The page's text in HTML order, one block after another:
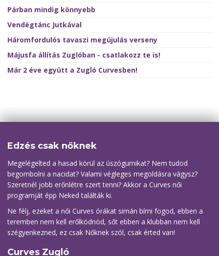
Párban mindig könnyebb
Vendégtánc Jutkával
Háromfordulós tavaszi megújulás verseny
Májusfa állítás Zuglóban - csatlakozz te is!
Már 2 éve együtt a Zugló Curvesben!
Edzés csak nőknek
Megelégelted a hasad körül az úszógumikat? Nem tudod
begombolni a nacidat? Valami végleges megoldásra vágysz?
Szeretnél jobb erőnlétre szert tenni? Akkor a Curves női
programját épp Neked találták ki.
Ne félj, ezeket a női Curves órákat simán bírni fogod, ebben a
teremben nem kell erőlködnöd, sőt ebben a klubban nem kell
szégyenkezned, ez csak Nőknek szól, csak érted van!
Curves Zugló